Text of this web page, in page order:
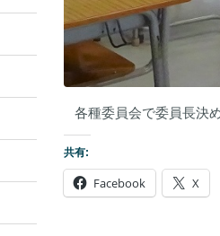
各種委員会で委員長決
共有:
Facebook X